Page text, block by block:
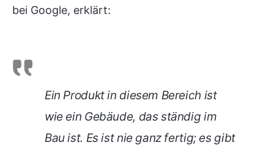
bei Google, erklärt:
Ein Produkt in diesem Bereich ist
wie ein Gebäude, das ständig im
Bau ist. Es ist nie ganz fertig; es gibt